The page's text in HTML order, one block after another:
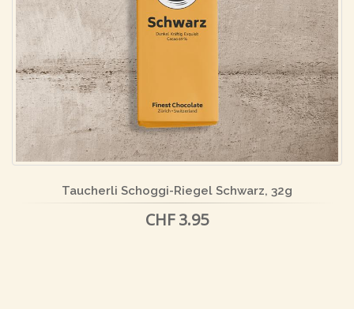
Taucherli Schoggi-Riegel Schwarz, 32g
CHF 3.95